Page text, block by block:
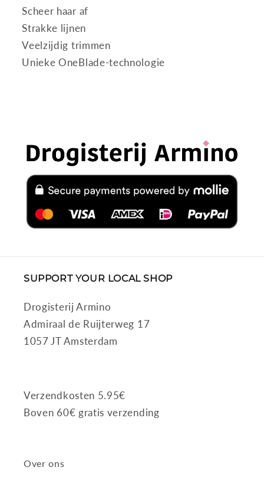
Scheer haar af
Strakke lijnen
Veelzijdig trimmen
Unieke OneBlade-technologie
SUPPORT YOUR LOCAL SHOP
Drogisterij Armino
Admiraal de Ruijterweg 17
1057 JT Amsterdam
Verzendkosten 5.95€
Boven 60€ gratis verzending
Over ons